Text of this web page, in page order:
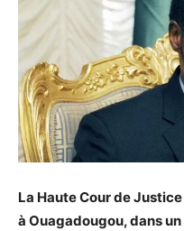
La Haute Cour de
à Ouagadougou, dans